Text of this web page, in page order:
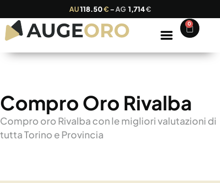
AU118.50€ –AG 1,714€
0
Compro Oro Rivalba
Compro oro Rivalba con le migliori valutazioni di
tutta Torino e Provincia